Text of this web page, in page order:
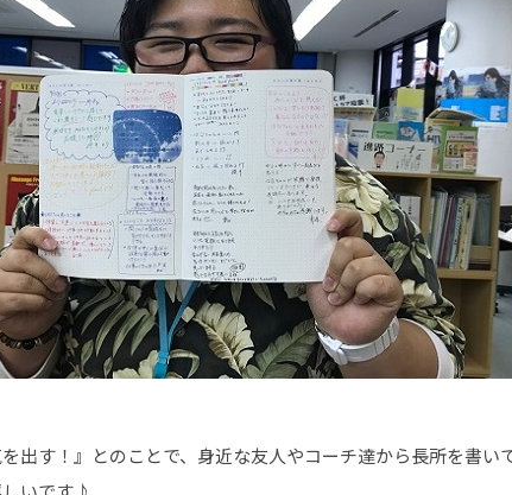
出す！』とのことで、身近な友人やコーチ達から長所を書